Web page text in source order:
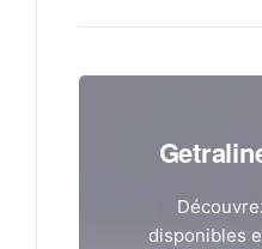
disponibles